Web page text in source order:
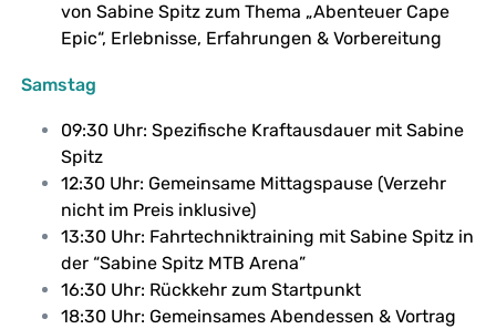
von Sabine Spitz zum Thema „Abenteuer Cape
Epic“, Erlebnisse, Erfahrungen & Vorbereitung
Samstag
09:30 Uhr: Spezifische Kraftausdauer mit Sabine
Spitz
12:30 Uhr: Gemeinsame Mittagspause (Verzehr
nicht im Preis inklusive)
13:30 Uhr: Fahrtechniktraining mit Sabine Spitz in
der “Sabine Spitz MTB Arena”
16:30 Uhr: Rückkehr zum Startpunkt
18:30 Uhr: Gemeinsames Abendessen & Vortrag